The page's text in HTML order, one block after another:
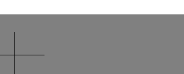
を分割する 5×5 のサブピクセル グリッ